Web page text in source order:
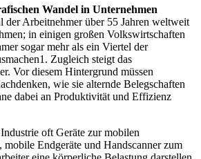
Wandel in Unternehmen
der Arbeitnehmer über 55 Jahren weltweit
in einigen großen Volkswirtschaften
sogar mehr als ein Viertel der
Zugleich steigt das
Vor diesem Hintergrund müssen
wie sie alternde Belegschaften
dabei an Produktivität und Effizienz
oft Geräte zur mobilen
Endgeräte und Handscanner zum